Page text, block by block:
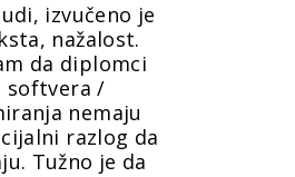
izvučeno je
nažalost.
da diplomci
softvera /
nemaju
razlog da
Tužno je da